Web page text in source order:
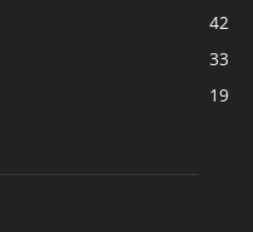
42
33
19